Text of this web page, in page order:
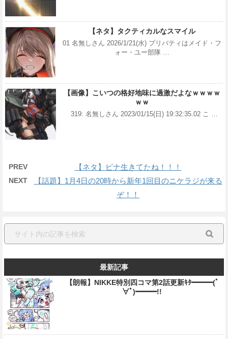
【ネタ】タクティカルなスマイル
01 名無しさん 2026/1/21(水) プリバティはメイド・フ
ォー・ユー部隊 …
【画像】こいつの格好地味に過激だよなｗｗｗｗ
ｗｗ
319: 名無しさん 2023/01/15(日) 19:32:35.02 こ …
PREV 【ネタ】ピナ生きてたね！！！
NEXT
【話題】1月4日の20時から新年1回目のニケラジが来る
ぞ！！
最新記事
【朗報】NIKKE特別四コマ第2話更新ｷﾀ━━━(ﾟ
∀ﾟ)━━━!!